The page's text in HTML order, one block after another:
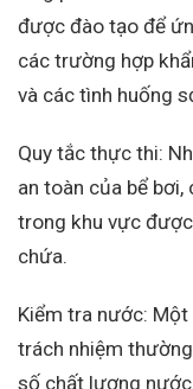
được đào tạo để
các trường hợp
và các tình huống
Quy tắc thực thi:
an toàn của bể bơi,
trong khu vực
chứa.
Kiểm tra nước:
trách nhiệm
số chất lượng